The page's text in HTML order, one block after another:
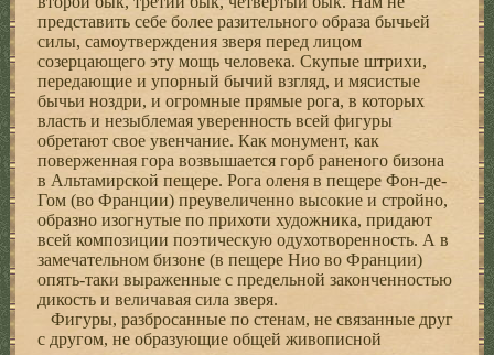
представить себе более разительного образа бычьей
силы, самоутверждения зверя перед лицом
созерцающего эту мощь человека. Скупые штрихи,
передающие и упорный бычий взгляд, и мясистые
бычьи ноздри, и огромные прямые рога, в которых
власть и незыблемая уверенность всей фигуры
обретают свое увенчание. Как монумент, как
поверженная гора возвышается горб раненого бизона
в Альтамирской пещере. Рога оленя в пещере Фон-де-
Гом (во Франции) преувеличенно высокие и стройно,
образно изогнутые по прихоти художника, придают
всей композиции поэтическую одухотворенность. А в
замечательном бизоне (в пещере Нио во Франции)
опять-таки выраженные с предельной законченностью
дикость и величавая сила зверя.
Фигуры, разбросанные по стенам, не связанные друг
с другом, не образующие общей живописной